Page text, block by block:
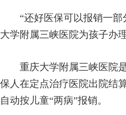
“还好医保可以报销一部
大学附属三峡医院为孩子办
重庆大学附属三峡医院是
保人在定点治疗医院出院结
自动按儿童“两病”报销。